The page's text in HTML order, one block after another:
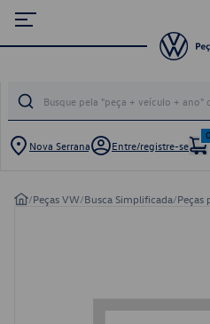
Nova Serrana Entre/registre-se
0
/Peças VW/Busca Simplificada/Peças